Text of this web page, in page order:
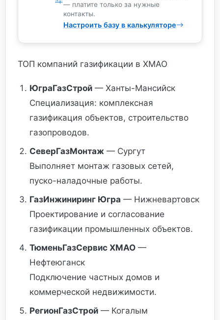
— платите только за нужные
контакты.
Настроить базу в калькуляторе
ТОП компаний газификации в ХМАО
ЮграГазСтрой — Ханты-Мансийск
Специализация: комплексная
газификация объектов, строительство
газопроводов.
СеверГазМонтаж — Сургут
Выполняет монтаж газовых сетей,
пуско-наладочные работы.
ГазИнжиниринг Югра — Нижневартовск
Проектирование и согласование
газификации промышленных объектов.
ТюменьГазСервис ХМАО —
Нефтеюганск
Подключение частных домов и
коммерческой недвижимости.
РегионГазСтрой — Когалым